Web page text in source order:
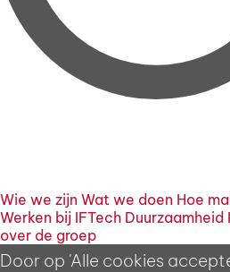
Wie we zijn Wat we doen Hoe
Werken bij IFTech Duurzaamheid
over de groep
Door op 'Alle cookies